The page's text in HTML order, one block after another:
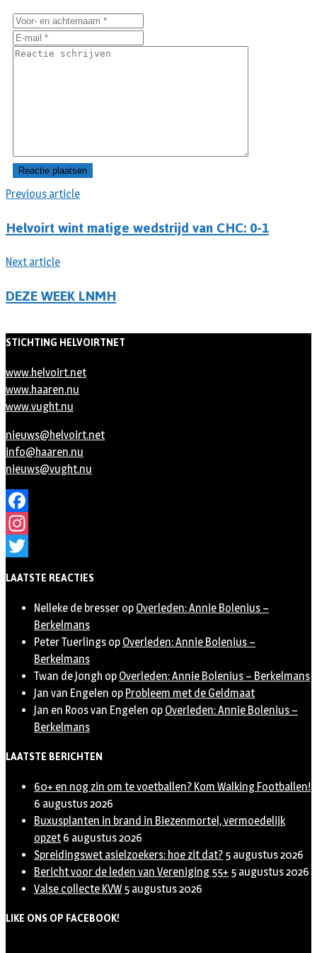
Previous article
Helvoirt wint matige wedstrijd van CHC: 0-1
Next article
DEZE WEEK LNMH
STICHTING HELVOIRTNET
www.helvoirt.net
www.haaren.nu
www.vught.nu
nieuws@helvoirt.net
info@haaren.nu
nieuws@vught.nu
Facebook
Instagram
LAATSTE REACTIES
Nelleke de bresser op Overleden: Annie Bolenius –
Berkelmans
Peter Tuerlings op Overleden: Annie Bolenius –
Berkelmans
Twan de Jongh op Overleden: Annie Bolenius – Berkelmans
Jan van Engelen op Probleem met de Geldmaat
Jan en Roos van Engelen op Overleden: Annie Bolenius –
Berkelmans
LAATSTE BERICHTEN
60+ en nog zin om te voetballen? Kom Walking Footballen!
6 augustus 2026
Buxusplanten in brand in Biezenmortel, vermoedelijk
opzet 6 augustus 2026
Spreidingswet asielzoekers: hoe zit dat? 5 augustus 2026
Bericht voor de leden van Vereniging 55+ 5 augustus 2026
Valse collecte KVW 5 augustus 2026
LIKE ONS OP FACEBOOK!